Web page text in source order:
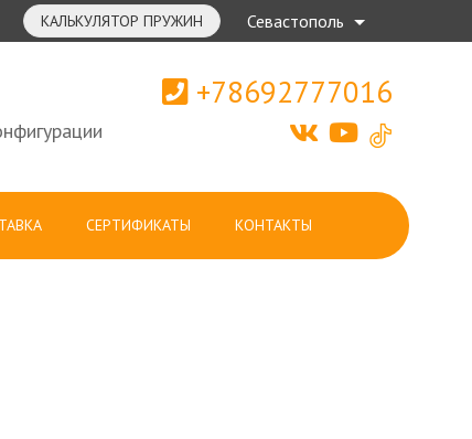
КАЛЬКУЛЯТОР ПРУЖИН Севастополь
+78692777016
СЕРТИФИКАТЫ КОНТАКТЫ